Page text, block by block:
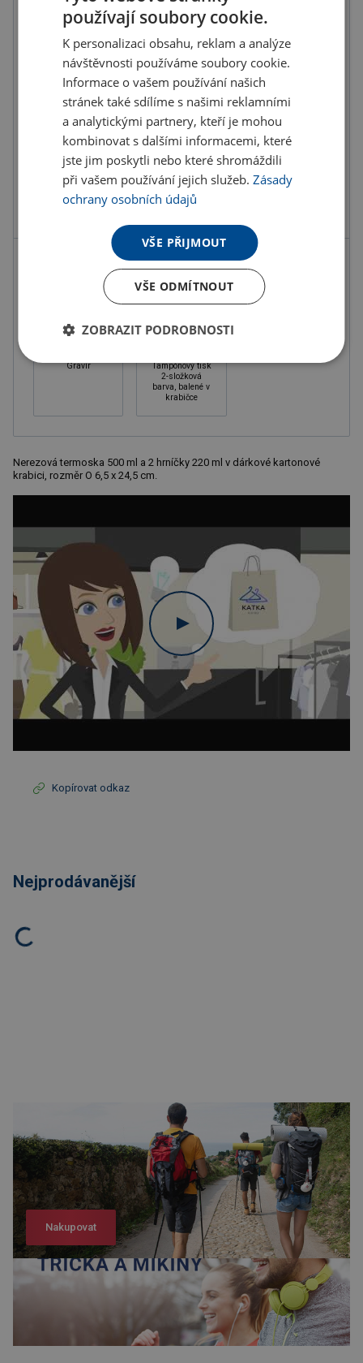
Do košíku
Objednat s potiskem
Osobní odběr Výdejní místa »
Přidat do oblíbených
Možnosti potisku
Gravír
Tampónový tisk
2-složková
barva, balené v
krabičce
Nerezová termoska 500 ml a 2 hrníčky 220 ml v dárkové kartonové
krabici, rozměr O 6,5 x 24,5 cm.
Kopírovat odkaz
Nejprodávanější
Nakupovat
používají soubory cookie.
K personalizaci obsahu, reklam a analýze
návštěvnosti používáme soubory cookie.
Informace o vašem používání našich
stránek také sdílíme s našimi reklamními
a analytickými partnery, kteří je mohou
kombinovat s dalšími informacemi, které
jste jim poskytli nebo které shromáždili
při vašem používání jejich služeb.Zásady
ochrany osobních údajů
VŠE PŘIJMOUT
VŠE ODMÍTNOUT
ZOBRAZIT PODROBNOSTI